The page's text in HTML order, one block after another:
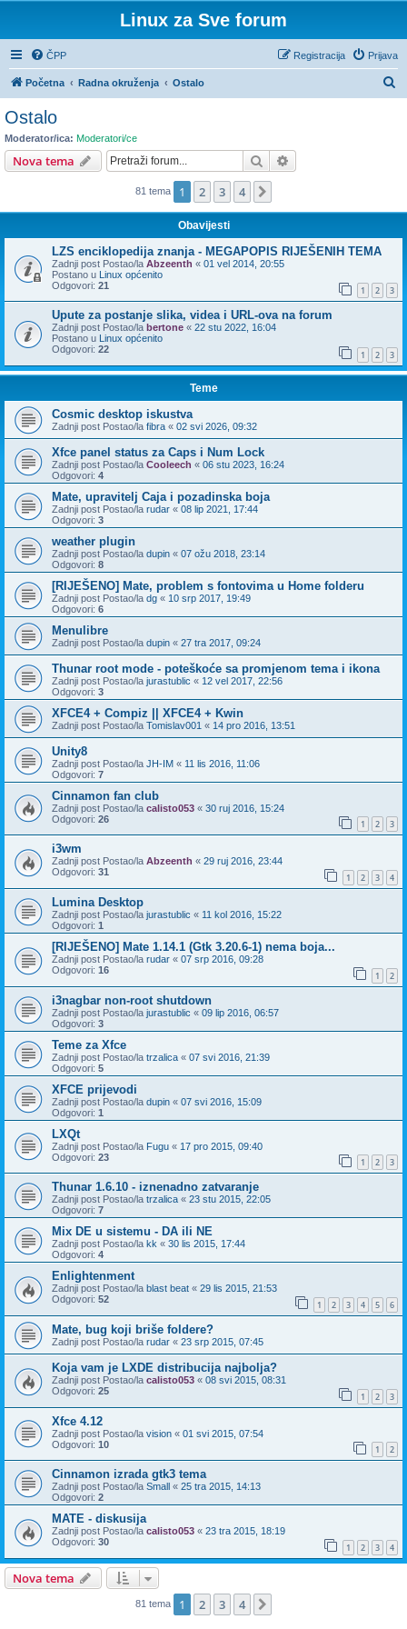
Linux za Sve forum
ČPP Prijava
Registracija
Početna Radna okruženja Ostalo
ž
Ostalo
Moderator/ica: Moderatori/ce
Nova tema Pretražnik
81 tema 1 2 3 4
Obavijesti
LZS enciklopedija znanja - MEGAPOPIS RIJEŠENIH TEMA
Zadnji post Postao/la Abzeenth « 01 vel 2014, 20:55
Postano u Linux općenito
Odgovori: 21 1 2 3
Upute za postanje slika, videa i URL-ova na forum
Zadnji post Postao/la bertone « 22 stu 2022, 16:04
Postano u Linux općenito
Odgovori: 22 1 2 3
Teme
Cosmic desktop iskustva
Zadnji post Postao/la fibra « 02 svi 2026, 09:32
Xfce panel status za Caps i Num Lock
Zadnji post Postao/la Cooleech « 06 stu 2023, 16:24
Odgovori: 4
Mate, upravitelj Caja i pozadinska boja
Zadnji post Postao/la rudar « 08 lip 2021, 17:44
Odgovori: 3
weather plugin
Zadnji post Postao/la dupin « 07 ožu 2018, 23:14
Odgovori: 8
[RIJEŠENO] Mate, problem s fontovima u Home folderu
Zadnji post Postao/la dg « 10 srp 2017, 19:49
Odgovori: 6
Menulibre
Zadnji post Postao/la dupin « 27 tra 2017, 09:24
Thunar root mode - poteškoće sa promjenom tema i ikona
Zadnji post Postao/la jurastublic « 12 vel 2017, 22:56
Odgovori: 3
XFCE4 + Compiz || XFCE4 + Kwin
Zadnji post Postao/la Tomislav001 « 14 pro 2016, 13:51
Unity8
Zadnji post Postao/la JH-IM « 11 lis 2016, 11:06
Odgovori: 7
Cinnamon fan club
Zadnji post Postao/la calisto053 « 30 ruj 2016, 15:24
Odgovori: 26 1 2 3
i3wm
Zadnji post Postao/la Abzeenth « 29 ruj 2016, 23:44
Odgovori: 31 1 2 3 4
Lumina Desktop
Zadnji post Postao/la jurastublic « 11 kol 2016, 15:22
Odgovori: 1
[RIJEŠENO] Mate 1.14.1 (Gtk 3.20.6-1) nema boja...
Zadnji post Postao/la rudar « 07 srp 2016, 09:28
Odgovori: 16 1 2
i3nagbar non-root shutdown
Zadnji post Postao/la jurastublic « 09 lip 2016, 06:57
Odgovori: 3
Teme za Xfce
Zadnji post Postao/la trzalica « 07 svi 2016, 21:39
Odgovori: 5
XFCE prijevodi
Zadnji post Postao/la dupin « 07 svi 2016, 15:09
Odgovori: 1
LXQt
Zadnji post Postao/la Fugu « 17 pro 2015, 09:40
Odgovori: 23 1 2 3
Thunar 1.6.10 - iznenadno zatvaranje
Zadnji post Postao/la trzalica « 23 stu 2015, 22:05
Odgovori: 7
Mix DE u sistemu - DA ili NE
Zadnji post Postao/la kk « 30 lis 2015, 17:44
Odgovori: 4
Enlightenment
Zadnji post Postao/la blast beat « 29 lis 2015, 21:53
Odgovori: 52 1 2 3 4 5 6
Mate, bug koji briše foldere?
Zadnji post Postao/la rudar « 23 srp 2015, 07:45
Koja vam je LXDE distribucija najbolja?
Zadnji post Postao/la calisto053 « 08 svi 2015, 08:31
Odgovori: 25 1 2 3
Xfce 4.12
Zadnji post Postao/la vision « 01 svi 2015, 07:54
Odgovori: 10 1 2
Cinnamon izrada gtk3 tema
Zadnji post Postao/la Small « 25 tra 2015, 14:13
Odgovori: 2
MATE - diskusija
Zadnji post Postao/la calisto053 « 23 tra 2015, 18:19
Odgovori: 30 1 2 3 4
Nova tema
81 tema 1 2 3 4